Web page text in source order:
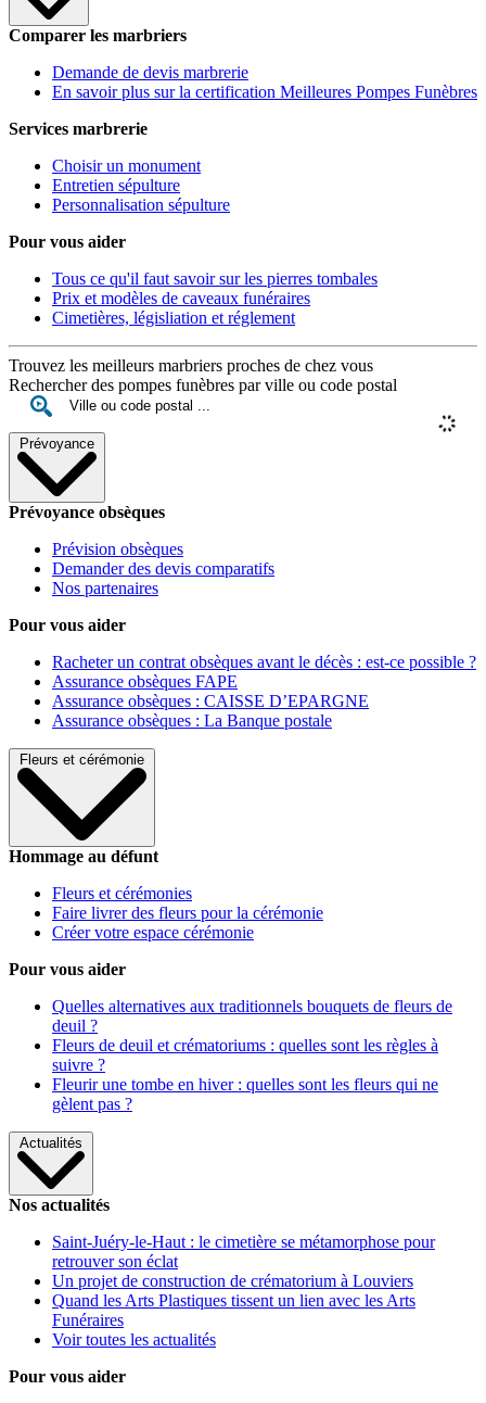
Comparer les marbriers
Demande de devis marbrerie
En savoir plus sur la certification Meilleures Pompes Funèbres
Services marbrerie
Choisir un monument
Entretien sépulture
Personnalisation sépulture
Pour vous aider
Tous ce qu'il faut savoir sur les pierres tombales
Prix et modèles de caveaux funéraires
Cimetières, législiation et réglement
Trouvez les meilleurs marbriers proches de chez vous
Rechercher des pompes funèbres par ville ou code postal
Prévoyance
Prévoyance obsèques
Prévision obsèques
Demander des devis comparatifs
Nos partenaires
Pour vous aider
Racheter un contrat obsèques avant le décès : est-ce possible ?
Assurance obsèques FAPE
Assurance obsèques : CAISSE D’EPARGNE
Assurance obsèques : La Banque postale
Fleurs et cérémonie
Hommage au défunt
Fleurs et cérémonies
Faire livrer des fleurs pour la cérémonie
Créer votre espace cérémonie
Pour vous aider
Quelles alternatives aux traditionnels bouquets de fleurs de
deuil ?
Fleurs de deuil et crématoriums : quelles sont les règles à
suivre ?
Fleurir une tombe en hiver : quelles sont les fleurs qui ne
gèlent pas ?
Actualités
Nos actualités
Saint-Juéry-le-Haut : le cimetière se métamorphose pour
retrouver son éclat
Un projet de construction de crématorium à Louviers
Quand les Arts Plastiques tissent un lien avec les Arts
Funéraires
Voir toutes les actualités
Pour vous aider